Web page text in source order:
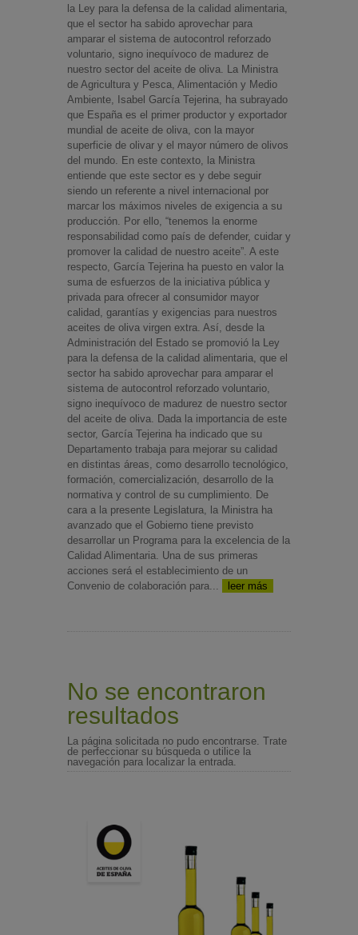
la Ley para la defensa de la calidad alimentaria,
que el sector ha sabido aprovechar para
amparar el sistema de autocontrol reforzado
voluntario, signo inequívoco de madurez de
nuestro sector del aceite de oliva. La Ministra
de Agricultura y Pesca, Alimentación y Medio
Ambiente, Isabel García Tejerina, ha subrayado
que España es el primer productor y exportador
mundial de aceite de oliva, con la mayor
superficie de olivar y el mayor número de olivos
del mundo. En este contexto, la Ministra
entiende que este sector es y debe seguir
siendo un referente a nivel internacional por
marcar los máximos niveles de exigencia a su
producción. Por ello, “tenemos la enorme
responsabilidad como país de defender, cuidar y
promover la calidad de nuestro aceite”. A este
respecto, García Tejerina ha puesto en valor la
suma de esfuerzos de la iniciativa pública y
privada para ofrecer al consumidor mayor
calidad, garantías y exigencias para nuestros
aceites de oliva virgen extra. Así, desde la
Administración del Estado se promovió la Ley
para la defensa de la calidad alimentaria, que el
sector ha sabido aprovechar para amparar el
sistema de autocontrol reforzado voluntario,
signo inequívoco de madurez de nuestro sector
del aceite de oliva. Dada la importancia de este
sector, García Tejerina ha indicado que su
Departamento trabaja para mejorar su calidad
en distintas áreas, como desarrollo tecnológico,
formación, comercialización, desarrollo de la
normativa y control de su cumplimiento. De
cara a la presente Legislatura, la Ministra ha
avanzado que el Gobierno tiene previsto
desarrollar un Programa para la excelencia de la
Calidad Alimentaria. Una de sus primeras
acciones será el establecimiento de un
Convenio de colaboración para...
leer más
No se encontraron
resultados
La página solicitada no pudo encontrarse. Trate
de perfeccionar su búsqueda o utilice la
navegación para localizar la entrada.